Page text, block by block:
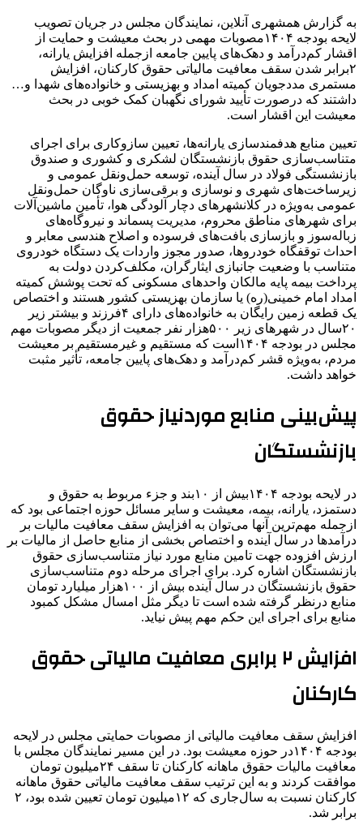
به گزارش همشهری آنلاین، نمایندگان مجلس در جریان تصویب
لایحه بودجه ۱۴۰۴مصوبات مهمی در بحث معیشت و حمایت از
اقشار کم‌درآمد و دهک‌های پایین جامعه ازجمله افزایش یارانه،
۲برابر شدن سقف معافیت مالیاتی حقوق کارکنان، افزایش
مستمری مددجویان کمیته امداد و بهزیستی و خانواده‌های شهدا و…
داشتند که درصورت تأیید شورای نگهبان کمک خوبی در بحث
معیشت این اقشار است.
تعیین منابع هدفمندسازی یارانه‌ها، تعیین سازوکاری برای اجرای
متناسب‌سازی حقوق بازنشستگان لشکری و کشوری و صندوق
بازنشستگی فولاد در سال آینده، توسعه حمل‌ونقل عمومی ‌و
زیرساخت‌های شهری و نوسازی و برقی‌سازی‌ ناوگان حمل‌ونقل
عمومی به‌ویژه در کلانشهرهای دچار آلودگی هوا، تأمین ماشین‌آلات
برای شهرهای مناطق محروم، مدیریت پسماند و نیروگاه‌های
زباله‌سوز و بازسازی بافت‌های فرسوده و اصلاح هندسی معابر و
احداث توقفگاه خودروها، صدور مجوز واردات یک دستگاه خودروی
متناسب با وضعیت جانبازی ایثارگران، مکلف‌کردن دولت به
پرداخت بیمه پایه مالکان واحدهای مسکونی که تحت پوشش کمیته
امداد امام خمینی(ره) یا سازمان بهزیستی کشور هستند و اختصاص
یک قطعه زمین رایگان به خانواده‌های دارای ۴فرزند و بیشتر زیر
۲۰‌سال در شهرهای زیر ۵۰۰هزار نفر جمعیت از دیگر مصوبات مهم
مجلس در بودجه ۱۴۰۴است که مستقیم و غیرمستقیم بر معیشت
مردم، به‌ویژه قشر کم‌درآمد و دهک‌های پایین جامعه، تأثیر مثبت
خواهد داشت.
پیش‌بینی منابع موردنیاز حقوق
بازنشستگان
در لایحه بودجه ۱۴۰۴بیش از ۱۰بند و جزء مربوط به حقوق و
دستمزد، یارانه، بیمه، معیشت و سایر مسائل حوزه اجتماعی بود که
ازجمله مهم‌ترین آنها می‌توان به افزایش سقف معافیت مالیات بر
درآمدها در سال آینده و اختصاص بخشی از منابع حاصل از مالیات بر
ارزش افزوده جهت تامین منابع مورد نیاز متناسب‌سازی حقوق
بازنشستگان اشاره کرد. برای اجرای مرحله دوم متناسب‌سازی
حقوق بازنشستگان در سال آینده بیش از ۱۰۰هزار میلیارد تومان
منابع درنظر گرفته شده است تا دیگر مثل امسال مشکل کمبود
منابع برای اجرای این حکم مهم پیش نیاید.
افزایش ۲ برابری معافیت مالیاتی حقوق
کارکنان
افزایش سقف معافیت مالیاتی از مصوبات حمایتی مجلس در لایحه
بودجه ۱۴۰۴در حوزه معیشت بود. در این مسیر نمایندگان مجلس با
معافیت مالیات حقوق ماهانه کارکنان تا سقف ۲۴میلیون تومان
موافقت کردند و به این ترتیب سقف معافیت مالیاتی حقوق ماهانه
کارکنان نسبت به سال‌جاری که ۱۲میلیون تومان تعیین شده بود، ۲
برابر شد.